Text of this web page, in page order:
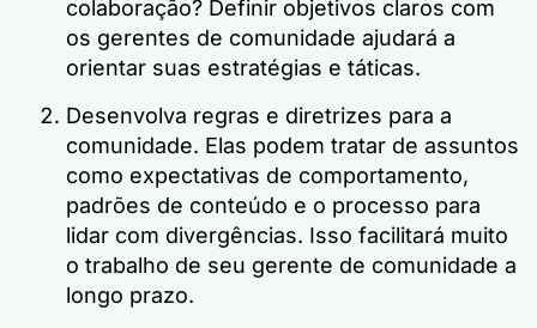
colaboração? Definir objetivos claros com
os gerentes de comunidade ajudará a
orientar suas estratégias e táticas.
Desenvolva regras e diretrizes para a
comunidade. Elas podem tratar de assuntos
como expectativas de comportamento,
padrões de conteúdo e o processo para
lidar com divergências. Isso facilitará muito
o trabalho de seu gerente de comunidade a
longo prazo.